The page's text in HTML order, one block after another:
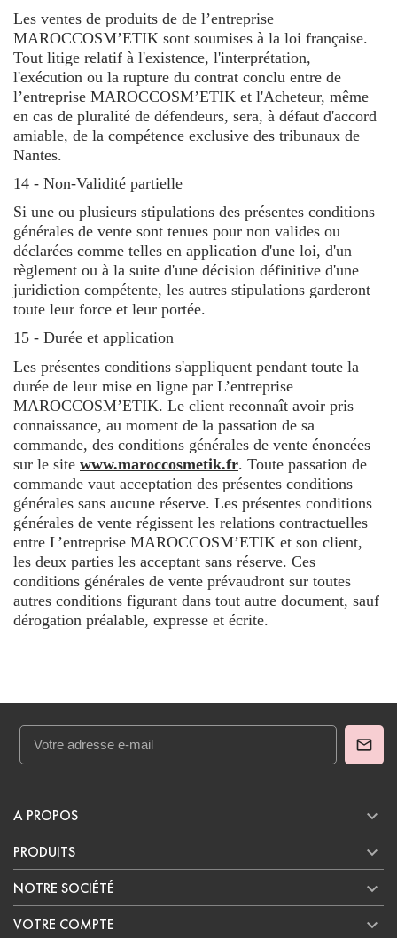
Les ventes de produits de de l’entreprise
MAROCCOSM’ETIK sont soumises à la loi française.
Tout litige relatif à l'existence, l'interprétation,
l'exécution ou la rupture du contrat conclu entre de
l’entreprise MAROCCOSM’ETIK et l'Acheteur, même
en cas de pluralité de défendeurs, sera, à défaut d'accord
amiable, de la compétence exclusive des tribunaux de
Nantes.
14 - Non-Validité partielle
Si une ou plusieurs stipulations des présentes conditions
générales de vente sont tenues pour non valides ou
déclarées comme telles en application d'une loi, d'un
règlement ou à la suite d'une décision définitive d'une
juridiction compétente, les autres stipulations garderont
toute leur force et leur portée.
15 - Durée et application
Les présentes conditions s'appliquent pendant toute la
durée de leur mise en ligne par L’entreprise
MAROCCOSM’ETIK. Le client reconnaît avoir pris
connaissance, au moment de la passation de sa
commande, des conditions générales de vente énoncées
sur le site www.maroccosmetik.fr. Toute passation de
commande vaut acceptation des présentes conditions
générales sans aucune réserve. Les présentes conditions
générales de vente régissent les relations contractuelles
entre L’entreprise MAROCCOSM’ETIK et son client,
les deux parties les acceptant sans réserve. Ces
conditions générales de vente prévaudront sur toutes
autres conditions figurant dans tout autre document, sauf
dérogation préalable, expresse et écrite.
A PROPOS 
PRODUITS 
NOTRE SOCIÉTÉ 
VOTRE COMPTE 